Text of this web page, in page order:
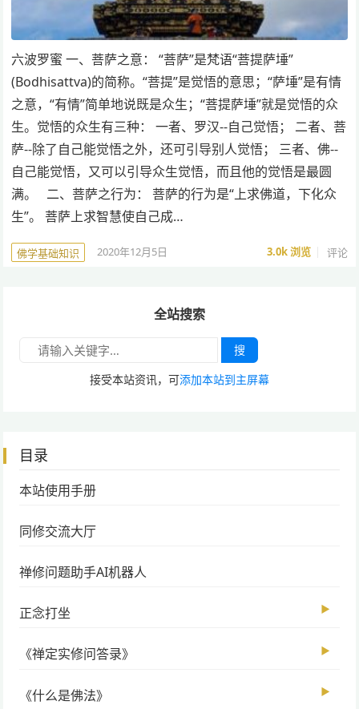
六波罗蜜 一、菩萨之意： “菩萨”是梵语“菩提萨埵”
(Bodhisattva)的简称。“菩提”是觉悟的意思；“萨埵”是有情
之意，“有情”简单地说既是众生；“菩提萨埵”就是觉悟的众
生。觉悟的众生有三种： 一者、罗汉--自己觉悟； 二者、菩
萨--除了自己能觉悟之外，还可引导别人觉悟； 三者、佛--
自己能觉悟，又可以引导众生觉悟，而且他的觉悟是最圆
满。 二、菩萨之行为： 菩萨的行为是“上求佛道，下化众
生”。 菩萨上求智慧使自己成…
佛学基础知识 2020年12月5日 3.0k浏览 评论
全站搜索
搜
接受本站资讯，可添加本站到主屏幕
目录
本站使用手册
同修交流大厅
禅修问题助手AI机器人
正念打坐 ▶
《禅定实修问答录》 ▶
《什么是佛法》 ▶